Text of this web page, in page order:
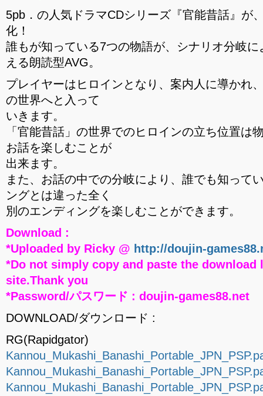
5pb．の人気ドラマCDシリーズ『官能昔話』が
化！
誰もが知っている7つの物語が、シナリオ分岐
える朗読型AVG。
プレイヤーはヒロインとなり、案内人に導かれ
の世界へと入って
いきます。
「官能昔話」の世界でのヒロインの立ち位置は
お話を楽しむことが
出来ます。
また、お話の中での分岐により、誰でも知って
ングとは違った全く
別のエンディングを楽しむことができます。
Download :
*Uploaded by Ricky @ http://doujin-
*Do not simply copy and paste the download
site.Thank you
*Password/パスワード : doujin-games88.net
DOWNLOAD/ダウンロード :
RG(Rapidgator)